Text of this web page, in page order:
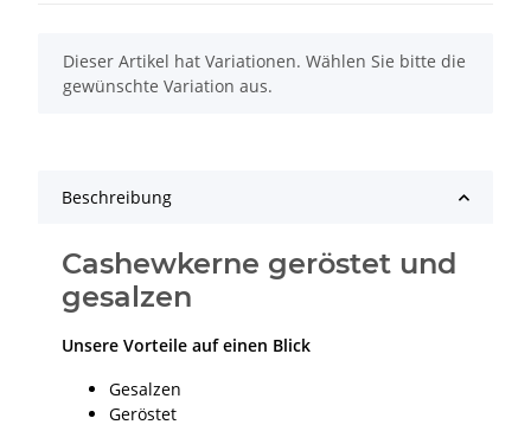
x
Dieser Artikel hat Variationen. Wählen Sie bitte die
gewünschte Variation aus.
Beschreibung
Cashewkerne geröstet und
gesalzen
Unsere Vorteile auf einen Blick
Gesalzen
Geröstet